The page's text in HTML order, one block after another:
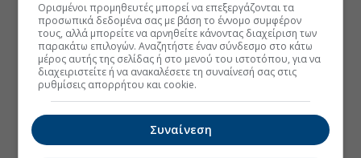
Ορισμένοι προμηθευτές μπορεί να επεξεργάζονται τα
προσωπικά δεδομένα σας με βάση το έννομο συμφέρον
τους, αλλά μπορείτε να αρνηθείτε κάνοντας διαχείριση των
παρακάτω επιλογών. Αναζητήστε έναν σύνδεσμο στο κάτω
μέρος αυτής της σελίδας ή στο μενού του ιστοτόπου, για να
διαχειριστείτε ή να ανακαλέσετε τη συναίνεσή σας στις
ρυθμίσεις απορρήτου και cookie.
Συναίνεση